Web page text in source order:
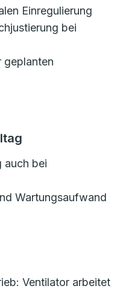
Einregulierung
bei
geplanten
auch bei
Wartungsaufwand
Ventilator arbeitet